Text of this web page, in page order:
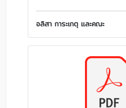
อลิสา การะเกตุ และคณะ